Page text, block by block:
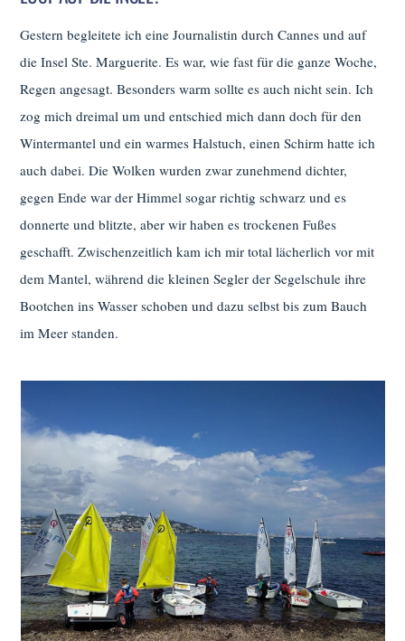
Gestern begleitete ich eine Journalistin durch Cannes und auf
die Insel Ste. Marguerite. Es war, wie fast für die ganze Woche,
Regen angesagt. Besonders warm sollte es auch nicht sein. Ich
zog mich dreimal um und entschied mich dann doch für den
Wintermantel und ein warmes Halstuch, einen Schirm hatte ich
auch dabei. Die Wolken wurden zwar zunehmend dichter,
gegen Ende war der Himmel sogar richtig schwarz und es
donnerte und blitzte, aber wir haben es trockenen Fußes
geschafft. Zwischenzeitlich kam ich mir total lächerlich vor mit
dem Mantel, während die kleinen Segler der Segelschule ihre
Bootchen ins Wasser schoben und dazu selbst bis zum Bauch
im Meer standen.